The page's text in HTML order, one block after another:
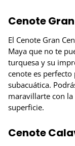
Cenote
El Cenote Gran
Maya que no te
turquesa y su
cenote es
subacuática.
maravillarte con
superficie.
Cenote